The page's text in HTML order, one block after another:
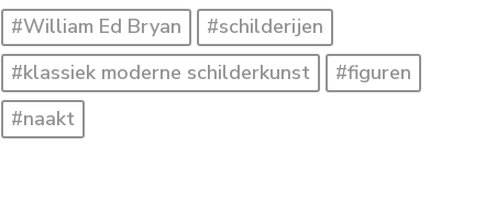
#William Ed Bryan
#schilderijen
#klassiek moderne schilderkunst
#figuren
#naakt